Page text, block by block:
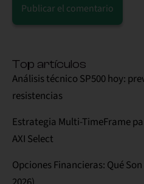
Top artículos
Análisis técnico SP500 hoy:
resistencias
Estrategia Multi-TimeFrame
AXI Select
Opciones Financieras: Qué